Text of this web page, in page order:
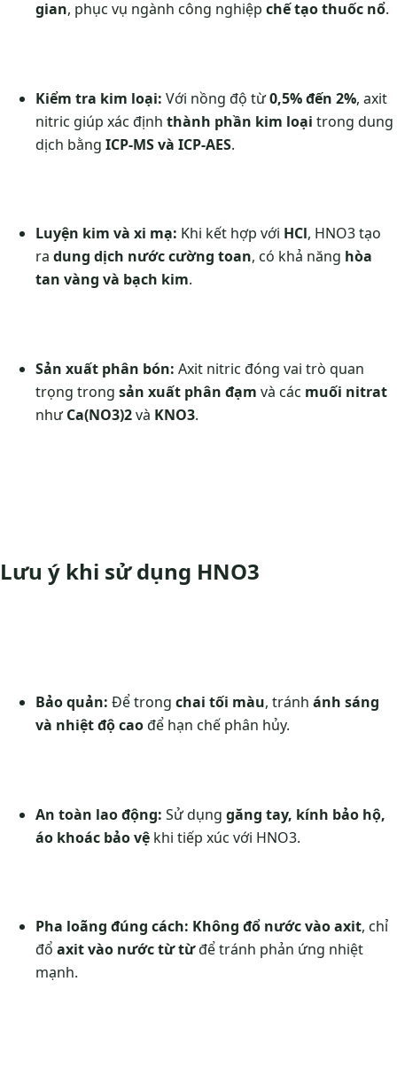
gian, phục vụ ngành công nghiệp chế tạo thuốc nổ.
Kiểm tra kim loại: Với nồng độ từ0,5% đến 2%, axit
nitric giúp xác định thành phần kim loại trong dung
dịch bằng ICP-MS và ICP-AES.
Luyện kim và xi mạ: Khi kết hợp với HCl, HNO3 tạo
ra dung dịch nước cường toan, có khả năng hòa
tan vàng và bạch kim.
Sản xuất phân bón: Axit nitric đóng vai trò quan
trọng trong sản xuất phân đạm và các muối nitrat
nhưCa(NO3)2và KNO3.
Lưu ý khi sử dụng HNO3
Bảo quản: Để trong chai tối màu, tránh ánh sáng
và nhiệt độ caođể hạn chế phân hủy.
An toàn lao động: Sử dụng găng tay, kính bảo hộ,
áo khoác bảo vệ khi tiếp xúc với HNO3.
Pha loãng đúng cách: Không đổ nước vào axit, chỉ
đổ axit vào nước từ từđể tránh phản ứng nhiệt
mạnh.